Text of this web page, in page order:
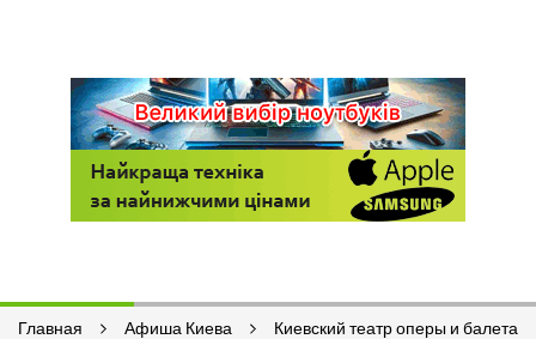
Главная Афиша Киева Киевский театр оперы и балета